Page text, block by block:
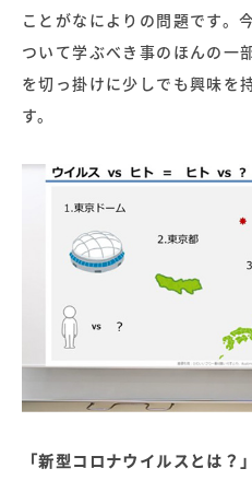
ことがなによりの問題です。
ついて学ぶべき事のほんの一
を切っ掛けに少しでも興味を
す。
「新型コロナウイルスとは？」